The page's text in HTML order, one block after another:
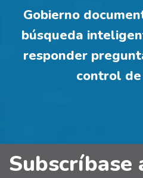
Gobierno
búsqueda
responder
control de